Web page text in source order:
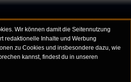
Wir können damit die Seitennutzung
redaktionelle Inhalte und Werbung
zu Cookies und insbesondere dazu, wie
kannst, findest du in unseren